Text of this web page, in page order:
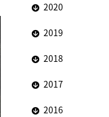
2020
2019
2018
2017
2016